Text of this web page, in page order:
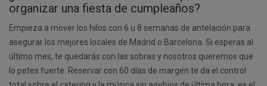
organizar una fiesta de cumpleaños?
Empieza a mover los hilos con 6 u 8 semanas de antelación para
asegurar los mejores locales de Madrid o Barcelona. Si esperas al
último mes, te quedarás con las sobras y nosotros queremos que
lo petes fuerte. Reservar con 60 días de margen te da el control